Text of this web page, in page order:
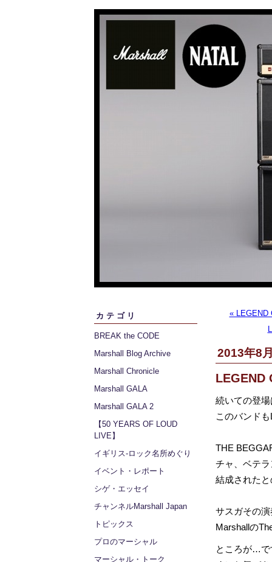
カテゴリ
BREAK the CODE
Marshall Blog Archive
Marshall Chronicle
Marshall GALA
Marshall GALA 2
【50 YEARS OF LOUD
LIVE】
イギリス‐ロック名所めぐり
イベント・レポート
シゲ・エッセイ
チャンネルMarshall Japan
トピックス
プロのマーシャル
マーシャル・トーク
« LEGEND
2013年8
LEGEND
続いての登
このバンド
THE
チャ、ベテ
結成された
サスガその
Marshallの
ところが…で